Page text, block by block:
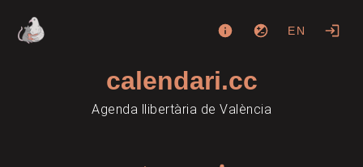
EN
calendari.cc
Agenda llibertària de València